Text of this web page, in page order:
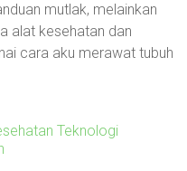
mutlak, melainkan
alat kesehatan dan
cara aku merawat tubuh
Teknologi